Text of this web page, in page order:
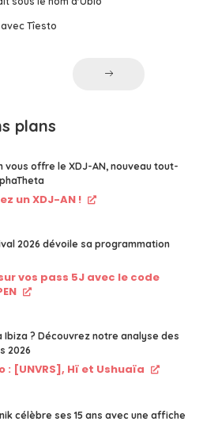
avec Tîesto
plans
vous offre le XDJ-AN, nouveau tout-
un XDJ-AN !
2026 dévoile sa programmation
vos pass 5J avec le code
Ibiza ? Découvrez notre analyse des
2026
: [UNVRS], Hï et Ushuaïa
célèbre ses 15 ans avec une affiche